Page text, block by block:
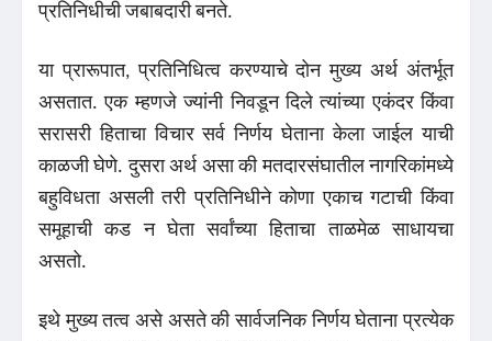
प्रतिनिधीची जबाबदारी बनते.
या प्रारूपात, प्रतिनिधित्व करण्याचे दोन मुख्य अर्थ अंतर्भूत
असतात. एक म्हणजे ज्यांनी निवडून दिले त्यांच्या एकंदर किंवा
सरासरी हिताचा विचार सर्व निर्णय घेताना केला जाईल याची
काळजी घेणे. दुसरा अर्थ असा की मतदारसंघातील नागरिकांमध्ये
बहुविधता असली तरी प्रतिनिधीने कोणा एकाच गटाची किंवा
समूहाची कड न घेता सर्वांच्या हिताचा ताळमेळ साधायचा
असतो.
इथे मुख्य तत्व असे असते की सार्वजनिक निर्णय घेताना प्रत्येक